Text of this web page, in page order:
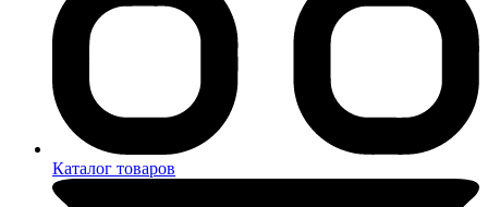
Каталог товаров